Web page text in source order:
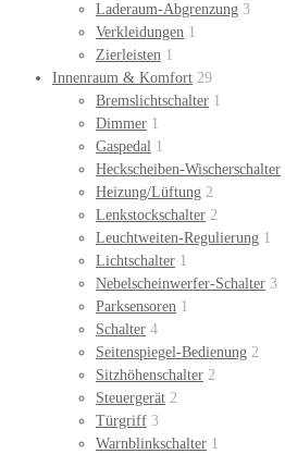
Laderaum-Abgrenzung 3
Verkleidungen 1
Zierleisten 1
Innenraum & Komfort 29
Bremslichtschalter 1
Dimmer 1
Gaspedal 1
Heckscheiben-Wischerschalter
Heizung/Lüftung 2
Lenkstockschalter 2
Leuchtweiten-Regulierung 1
Lichtschalter 1
Nebelscheinwerfer-Schalter 3
Parksensoren 1
Schalter 4
Seitenspiegel-Bedienung 2
Sitzhöhenschalter 2
Steuergerät 2
Türgriff 3
Warnblinkschalter 1